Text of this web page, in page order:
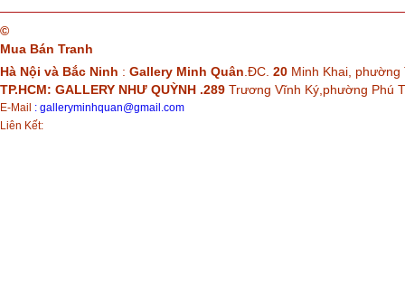
©
Mua Bán Tranh
Hà Nội và Bắc Ninh : Gallery Minh Quân .ĐC. 20 Minh Khai,
TP.HCM: GALLERY NHƯ QUỲNH .289 Trương Vĩnh Ký,phường Phú
E-Mail : galleryminhquan@gmail.com
Liên Kết: